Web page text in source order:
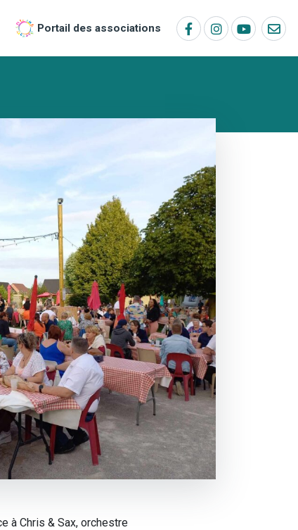
Portail des associations
à Chris & Sax, orchestre